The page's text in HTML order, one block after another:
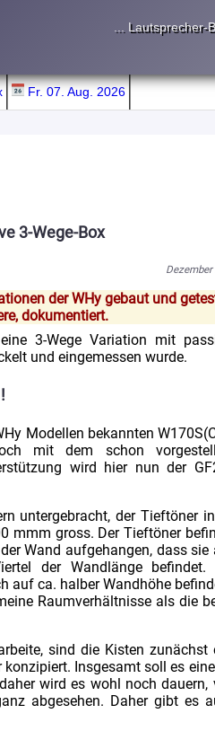
...
Fr. 07. Aug. 2026
3-Wege-Box
Dezember
der WHy gebaut und
dokumentiert.
3-Wege Variation mit
und eingemessen wurde.
Modellen bekannten
mit dem schon
wird hier nun der
untergebracht, der Tieftöner
mmm gross. Der Tieftöner
Wand aufgehangen, dass sie
der Wandlänge befindet.
auf ca. halber Wandhöhe
Raumverhältnisse als die
sind die Kisten zunächst
Insgesamt soll es
wird es wohl noch dauern,
abgesehen. Daher gibt es